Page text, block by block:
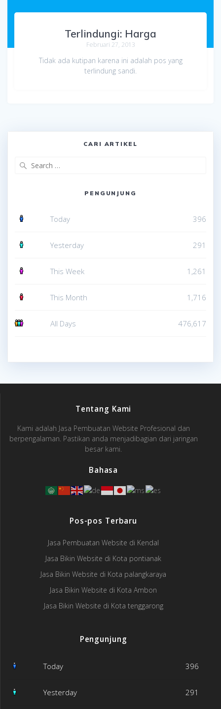
Terlindungi: Harga
Februari 27, 2013
Tidak ada kutipan karena ini adalah pos yang
terlindung sandi.
CARI ARTIKEL
PENGUNJUNG
Today 396
Yesterday 291
This Week 1,261
This Month 1,716
All Days 476,617
Tentang Kami
Kami adalah Jasa Pembuatan Website Profesional dan
berpengalaman. Pastikan anda menjadibagian dari jaringan
besar kami.
Bahasa
Pos-pos Terbaru
Jasa Pembuatan Website di Kendal
Jasa Bikin Website di Kota pontianak
Jasa Bikin Website di Kota palangkaraya
Jasa Bikin Website di Kota Ambon
Jasa Bikin Website di Kota tenggarong
Pengunjung
Today 396
Yesterday 291